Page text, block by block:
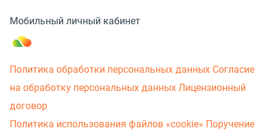
Мобильный личный кабинет
Политика обработки персональных данных Согласие
на обработку персональных данных Лицензионный
договор
Политика использования файлов «cookie» Поручение